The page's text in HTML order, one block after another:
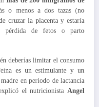
o menos a dos tazas (no
cruzar la placenta y estaría
pérdida de fetos o parto
deberías limitar el consumo
es un estimulante y un
en periodo de lactancia
el nutricionista Angel